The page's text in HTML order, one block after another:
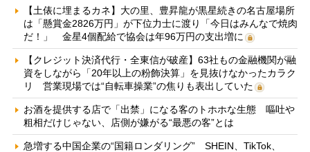
【土俵に埋まるカネ】大の里、豊昇龍が黒星続きの名古屋場所
は「懸賞金2826万円」が下位力士に渡り「今日はみんなで焼肉
だ！」 金星4個配給で協会は年96万円の支出増に
【クレジット決済代行・全東信が破産】63社もの金融機関が融
資をしながら「20年以上の粉飾決算」を見抜けなかったカラク
リ 営業現場では“自転車操業”の焦りも表出していた
お酒を提供する店で「出禁」になる客のトホホな生態 嘔吐や
粗相だけじゃない、店側が嫌がる“最悪の客”とは
急増する中国企業の“国籍ロンダリング” SHEIN、TikTok、